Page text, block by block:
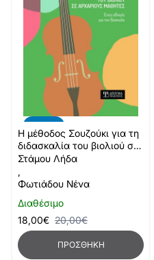
Διαθέσιμο
Η μέθοδος Σουζούκι για τη
διδασκαλία του βιολιού σε
αρχάριους μαθητές
Στάμου Λήδα
,
Φωτιάδου Νένα
18,00€ 20,00€
ΠΡΟΣΘΉΚΗ